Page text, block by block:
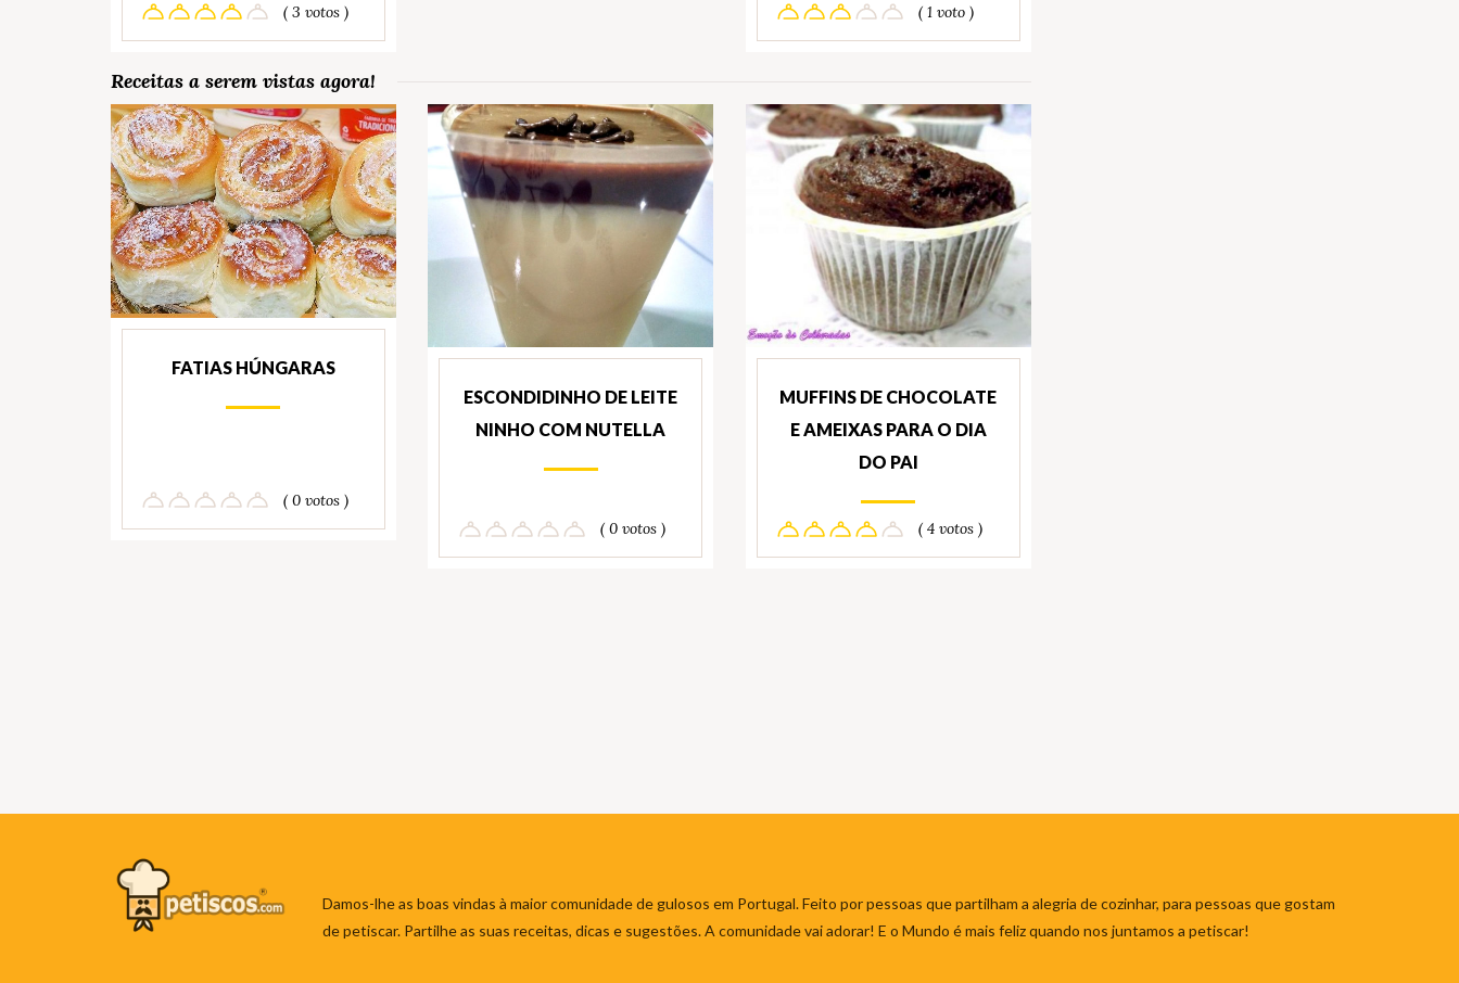
( 3 votos ) ( 1 voto )
Receitas a serem vistas agora!
FATIAS HÚNGARAS
( 0 votos )
ESCONDIDINHO DE LEITE
NINHO COM NUTELLA
( 0 votos )
MUFFINS DE CHOCOLATE
E AMEIXAS PARA O DIA
DO PAI
( 4 votos )
Damos-lhe as boas vindas à maior comunidade de gulosos em Portugal. Feito por pessoas que partilham a alegria de cozinhar, para pessoas que gostam
de petiscar. Partilhe as suas receitas, dicas e sugestões. A comunidade vai adorar! E o Mundo é mais feliz quando nos juntamos a petiscar!